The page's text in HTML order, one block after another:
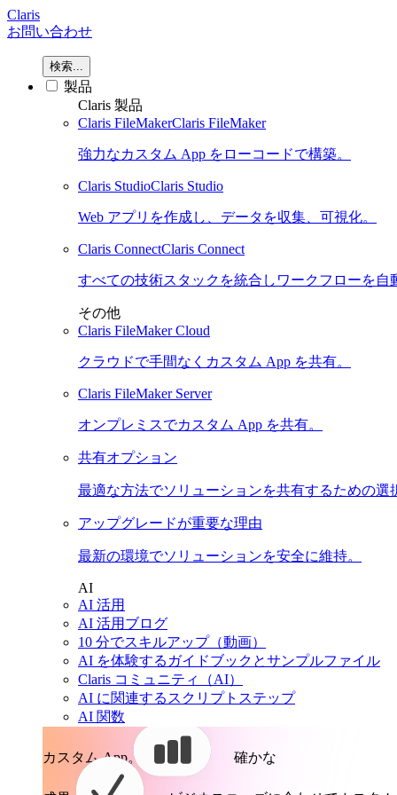
Claris
お問い合わせ
検索...
製品
Claris 製品
Claris FileMakerClaris FileMaker
強力なカスタム App をローコードで構築。
Claris StudioClaris Studio
Web アプリを作成し、データを収集、可視化。
Claris ConnectClaris Connect
すべての技術スタックを統合しワークフローを自
その他
Claris FileMaker Cloud
クラウドで手間なくカスタム App を共有。
Claris FileMaker Server
オンプレミスでカスタム App を共有。
共有オプション
最適な方法でソリューションを共有するための選
アップグレードが重要な理由
最新の環境でソリューションを安全に維持。
AI
AI 活用
AI 活用ブログ
10 分でスキルアップ（動画）
AI を体験するガイドブックとサンプルファイル
Claris コミュニティ（AI）
AI に関連するスクリプトステップ
AI 関数
カスタム App。 確かな